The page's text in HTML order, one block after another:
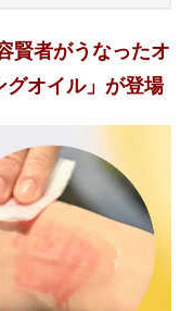
賢者がうなったオ
オイル」が登場